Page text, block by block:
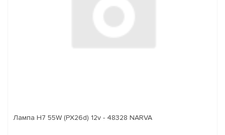
Лампа H7 55W (PX26d) 12v - 48328 NARVA